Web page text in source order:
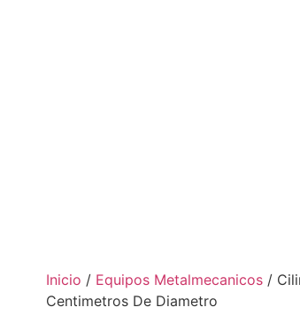
Inicio / Equipos Metalmecanicos /
Centimetros De Diametro